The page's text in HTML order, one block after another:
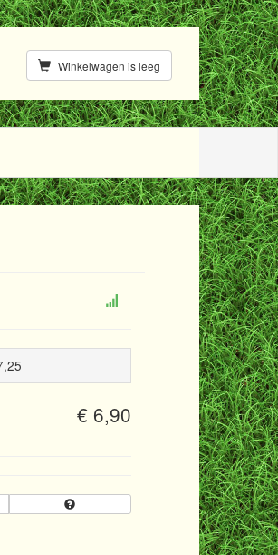
Winkelwagen is leeg
€ 6,90